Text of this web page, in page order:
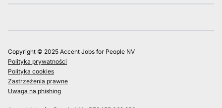
Copyright © 2025 Accent Jobs for People NV
Polityka prywatności
Polityka cookies
Zastrzeżenia prawne
Uwaga na phishing